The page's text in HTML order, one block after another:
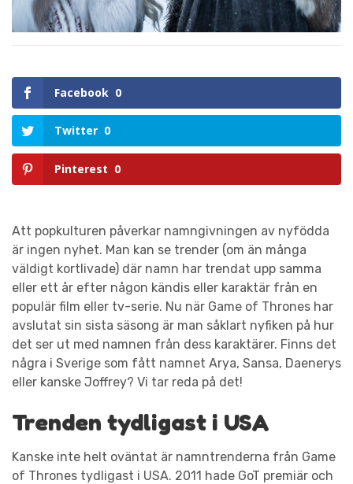
Facebook 0
Twitter 0
Pinterest 0
Att popkulturen påverkar namngivningen av nyfödda
är ingen nyhet. Man kan se trender (om än många
väldigt kortlivade) där namn har trendat upp samma
eller ett år efter någon kändis eller karaktär från en
populär film eller tv-serie. Nu när Game of Thrones har
avslutat sin sista säsong är man såklart nyfiken på hur
det ser ut med namnen från dess karaktärer. Finns det
några i Sverige som fått namnet Arya, Sansa, Daenerys
eller kanske Joffrey? Vi tar reda på det!
Trenden tydligast i USA
Kanske inte helt oväntat är namntrenderna från Game
of Thrones tydligast i USA. 2011 hade GoT premiär och